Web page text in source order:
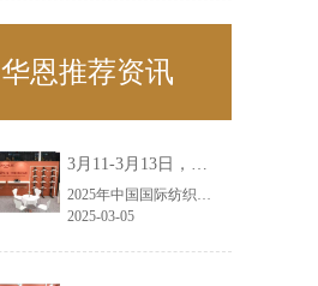
华恩推荐资讯
3月11-3月13日，华恩诚邀您共赴上海面辅料春夏展——华恩
2025年中国国际纺织面料及辅料（春夏）博览会即将盛大开启！感谢您对华恩品牌的关注！3.11-3.13，杭州华恩（LEMONLEE）诚邀您共赴这场春日的宴会！
2025-03-05